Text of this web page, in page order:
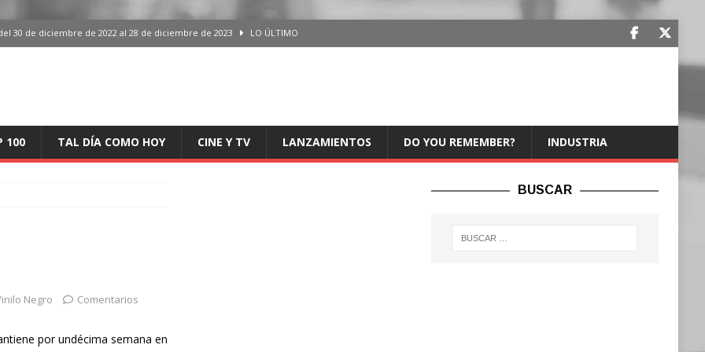
30 de diciembre de 2022 al 28 de diciembre de 2023 LO ÚLTIMO
España, del 30 de diciembre de 2022 al 28 de diciembre de 2023
en España, del 30 de diciembre de 2022 al 28 de diciembre de 2023 LO
100 TAL DÍA COMO HOY CINE Y TV LANZAMIENTOS DO YOU REMEMBER? INDUSTRIA
Negro
Comentarios
por undécima semana en
BUSCAR